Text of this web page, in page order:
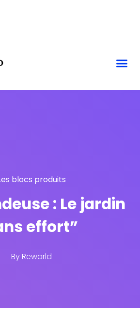
blocs produits
: Le jardin
effort”
ByReworld